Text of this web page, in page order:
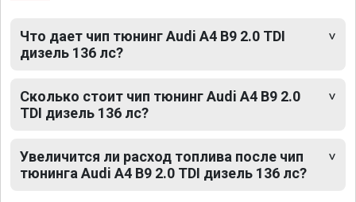
Что дает чип тюнинг Audi A4 B9 2.0 TDI
дизель 136 лс?
Сколько стоит чип тюнинг Audi A4 B9 2.0
TDI дизель 136 лс?
Увеличится ли расход топлива после чип
тюнинга Audi A4 B9 2.0 TDI дизель 136 лс?